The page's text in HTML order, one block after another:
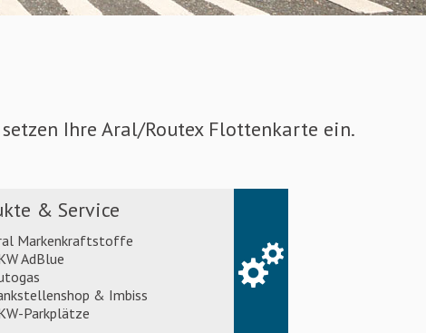
Ihre Aral/Routex Flottenkarte ein.
& Service
Markenkraftstoffe
AdBlue
& Imbiss
Parkplätze